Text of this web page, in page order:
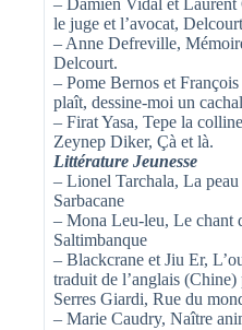
– Damien Vidal et Laurent
le juge et l’avocat,
– Anne Defreville,
Delcourt.
– Pome Bernos et François
plaît, dessine-moi un
– Firat Yasa, Tepe la
Zeynep Diker, Çà et là.
Littérature Jeunesse
– Lionel Tarchala, La peau
Sarbacane
– Mona Leu-leu, Le chant
Saltimbanque
– Blackcrane et Jiu Er,
traduit de l’anglais (Chine)
Serres Giardi, Rue du
– Marie Caudry, Naître